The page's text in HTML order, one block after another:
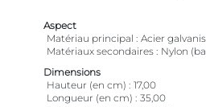
Aspect
Matériau principal
Acier
Matériaux secondaires
Nylon
Dimensions
Hauteur (en cm)
17,00
Longueur (en cm)
35,00